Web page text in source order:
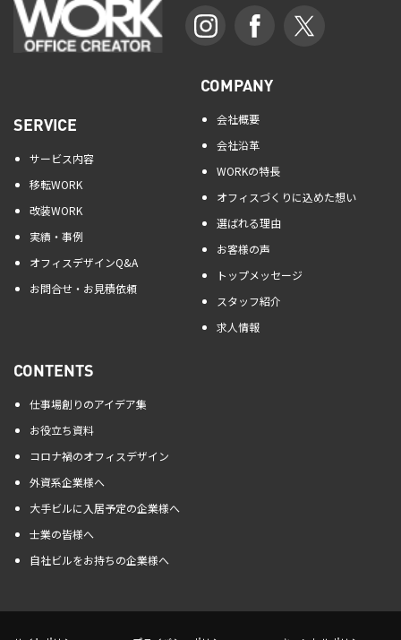
SERVICE
サービス内容
移転WORK
改装WORK
実績・事例
オフィスデザインQ&A
お問合せ・お見積依頼
COMPANY
会社概要
会社沿革
WORKの特長
オフィスづくりに込めた想い
選ばれる理由
お客様の声
トップメッセージ
スタッフ紹介
求人情報
CONTENTS
仕事場創りのアイデア集
お役立ち資料
コロナ禍のオフィスデザイン
外資系企業様へ
大手ビルに入居予定の企業様へ
士業の皆様へ
自社ビルをお持ちの企業様へ